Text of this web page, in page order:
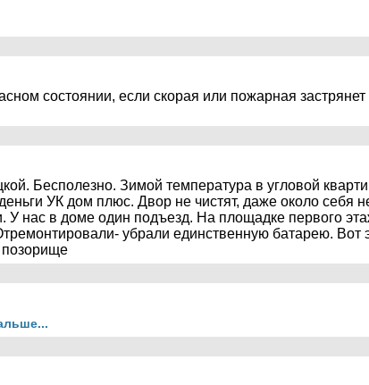
состоянии, если скорая или пожарная
Бесполезно. Зимой температура в угловой
УК дом плюс. Двор не чистят, даже около себя
нас в доме один подъезд. На площадке первого
убрали единственную батарею. Вот
позорище